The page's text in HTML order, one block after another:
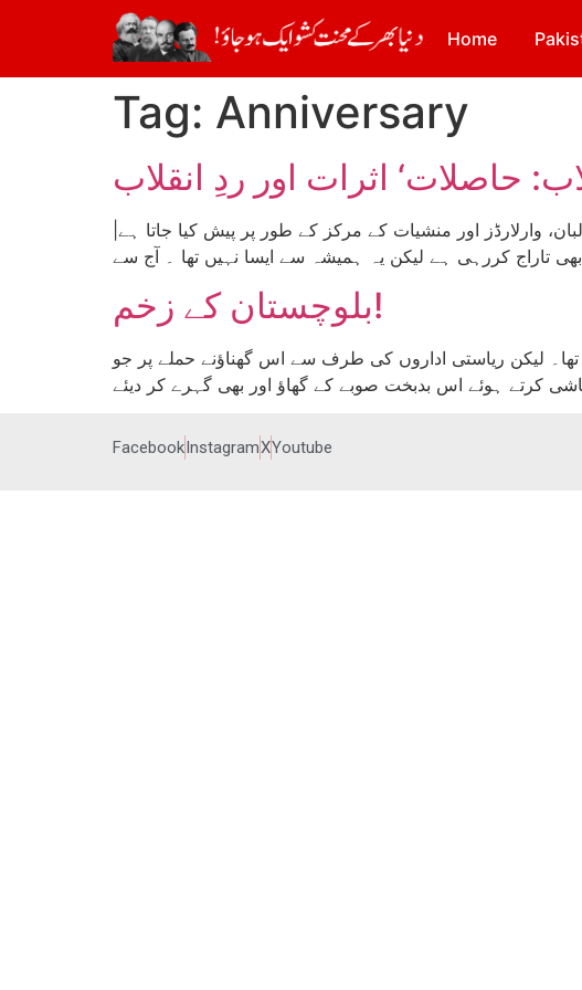
Home
Tag: Anniversary
حاصلات‘ اثرات اور ردِ انقلاب
بلوچستان کے زخم!
تھا۔ لیکن ریاستی اداروں کی طرف سے اس گھناؤنے حملے پر جو
کرتے ہوئے اس بدبخت صوبے کے گھاؤ اور بھی گہرے کر دیئے
Facebook InstagramXYoutube